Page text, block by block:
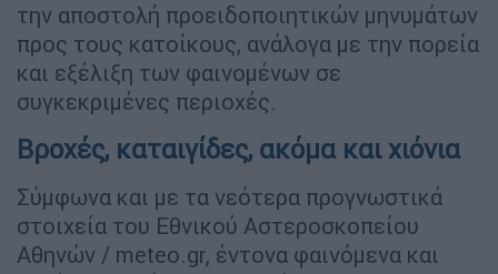
την αποστολή προειδοποιητικών μηνυμάτων
προς τους κατοίκους, ανάλογα με την πορεία
και εξέλιξη των φαινομένων σε
συγκεκριμένες περιοχές.
Βροχές, καταιγίδες, ακόμα και χιόνια
Σύμφωνα και με τα νεότερα προγνωστικά
στοιχεία του Εθνικού Αστεροσκοπείου
Αθηνών / meteo.gr, έντονα φαινόμενα και